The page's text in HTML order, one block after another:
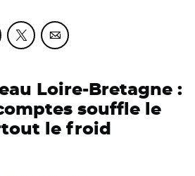
page sur Facebook
cette page sur Linkedin
Partager cette page sur Twitter
Partager cette page sur
Loire-Bretagne :
souffle le
le froid